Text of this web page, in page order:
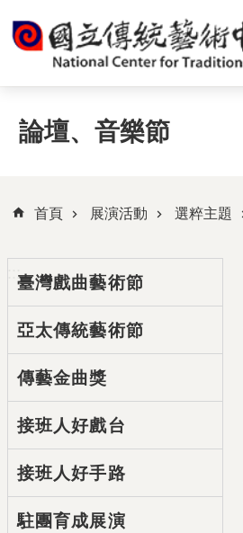
跳到主要內容區塊
論壇、音樂節
首頁 展演活動 選粹主題
:::臺灣戲曲藝術節
亞太傳統藝術節
傳藝金曲獎
接班人好戲台
接班人好手路
駐團育成展演